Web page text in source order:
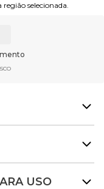
selecionada.
USO